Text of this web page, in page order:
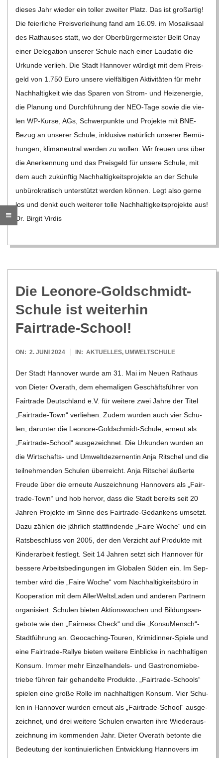
die­ses Jahr wie­der ein tol­ler zwei­ter Platz. Das ist groß­ar­tig!
Die fei­er­li­che Preis­ver­lei­hung fand am 16.09. im Mosa­ik­saal
des Rat­hau­ses statt, wo der Ober­bür­ger­meis­ter Belit Onay
einer Dele­ga­tion unse­rer Schule nach einer Lau­da­tio die
Urkunde ver­lieh. Die Stadt Han­no­ver wür­digt mit dem Preis­
geld von 1.750 Euro unsere viel­fäl­ti­gen Akti­vi­tä­ten für mehr
Nach­hal­tig­keit wie das Spa­ren von Strom- und Heiz­ener­gie,
die Pla­nung und Durch­füh­rung der NEO-Tage sowie die vie­
len WP-Kurse, AGs, Schwer­punkte und Pro­jekte mit BNE-
Bezug an unse­rer Schule, inklu­sive natür­lich unse­rer Bemü­
hun­gen, kli­ma­neu­tral wer­den zu wol­len. Wir freuen uns über
die Aner­ken­nung und das Preis­geld für unsere Schule, mit
dem auch zukünf­tig Nach­hal­tig­keits­pro­jekte an der Schule
unbü­ro­kra­tisch unter­stützt wer­den kön­nen. Legt also gerne
los und denkt euch wei­te­rer tolle Nach­hal­tig­keits­pro­jekte aus!
Dr. Bir­git Vir­dis
Die Leo­nore-Gold­schmidt-
Schule ist wei­ter­hin
Fairtrade-School!
2024-
ON: 2. JUNI 2024 IN: AKTUELLES, UMWELTSCHULE
Der Stadt Han­no­ver wurde am 31. Mai im Neuen Rat­haus
von Die­ter Ove­r­ath, dem ehe­ma­li­gen Geschäfts­füh­rer von
Fair­trade Deutsch­land e.V. für wei­tere zwei Jahre der Titel
„Fair­­trade-Town“ ver­lie­hen. Zudem wur­den auch vier Schu­
len, dar­un­ter die Leo­­nore-Gol­d­­schmidt-Schule, erneut als
„Fair­­trade-School“ aus­ge­zeich­net. Die Urkun­den wur­den an
die Wir­t­­schafts- und Umwelt­de­zer­nen­tin Anja Rit­schel und die
teil­neh­men­den Schu­len über­reicht. Anja Rit­schel äußerte
Freude über die erneute Aus­zeich­nung Han­no­vers als „Fair­­
trade-Town“ und hob her­vor, dass die Stadt bereits seit 20
Jah­ren Pro­jekte im Sinne des Fair­­trade-Gedan­kens umsetzt.
Dazu zäh­len die jähr­lich statt­fin­dende „Faire Woche“ und ein
Rats­be­schluss von 2005, der den Ver­zicht auf Pro­dukte mit
Kin­der­ar­beit fest­legt. Seit 14 Jah­ren setzt sich Han­no­ver für
bes­sere Arbeits­be­din­gun­gen im Glo­ba­len Süden ein. Im Sep­
tem­ber wird die „Faire Woche“ vom Nach­hal­tig­keits­büro in
Koope­ra­tion mit dem Aller­Welts­La­den und ande­ren Part­nern
orga­ni­siert. Schu­len bie­ten Akti­ons­wo­chen und Bil­dungs­an­
ge­bote wie den „Fair­ness Check“ und die „KonsuMensch“-
Stadtführung an. Geo­­caching-Tou­­ren, Kri­­mi­­din­­ner-Spiele und
eine Fair­­trade-Ral­­lye bie­ten wei­tere Ein­bli­cke in nach­hal­ti­gen
Kon­sum. Immer mehr Ein­­zel­han­­dels- und Gas­tro­no­mie­be­
triebe füh­ren fair gehan­delte Pro­dukte. „Fair­­trade-Schools“
spie­len eine große Rolle im nach­hal­ti­gen Kon­sum. Vier Schu­
len in Han­no­ver wur­den erneut als „Fair­­trade-School“ aus­ge­
zeich­net, und drei wei­tere Schu­len erwar­ten ihre Wie­der­aus­
zeich­nung im kom­men­den Jahr. Die­ter Ove­r­ath betonte die
Bedeu­tung der kon­ti­nu­ier­li­chen Ent­wick­lung Han­no­vers im